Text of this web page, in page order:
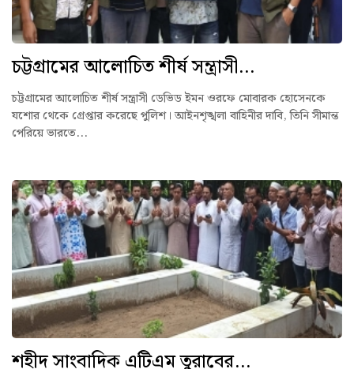
চট্টগ্রামের আলোচিত শীর্ষ সন্ত্রাসী...
চট্টগ্রামের আলোচিত শীর্ষ সন্ত্রাসী ডেভিড ইমন ওরফে মোবারক হোসেনকে
যশোর থেকে গ্রেপ্তার করেছে পুলিশ। আইনশৃঙ্খলা বাহিনীর দাবি, তিনি সীমান্ত
পেরিয়ে ভারতে...
শহীদ সাংবাদিক এটিএম তুরাবের...